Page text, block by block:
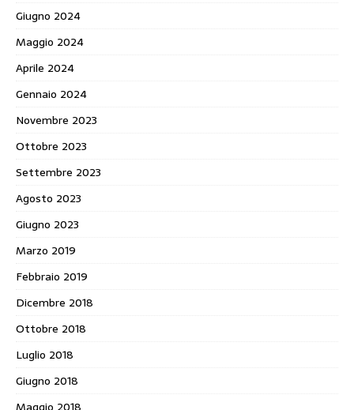
Giugno 2024
Maggio 2024
Aprile 2024
Gennaio 2024
Novembre 2023
Ottobre 2023
Settembre 2023
Agosto 2023
Giugno 2023
Marzo 2019
Febbraio 2019
Dicembre 2018
Ottobre 2018
Luglio 2018
Giugno 2018